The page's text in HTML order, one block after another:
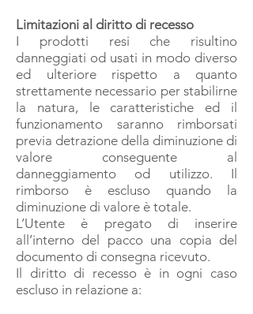
Limitazioni al diritto di recesso
I prodotti resi che risultino
danneggiati od usati in modo diverso
ed ulteriore rispetto a quanto
strettamente necessario per stabilirne
la natura, le caratteristiche ed il
funzionamento saranno rimborsati
previa detrazione della diminuzione di
valore conseguente al
danneggiamento od utilizzo. Il
rimborso è escluso quando la
diminuzione di valore è totale.
L’Utente è pregato di inserire
all’interno del pacco una copia del
documento di consegna ricevuto.
Il diritto di recesso è in ogni caso
escluso in relazione a: